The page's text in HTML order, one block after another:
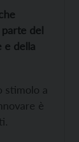
del
e della
stimolo a
è